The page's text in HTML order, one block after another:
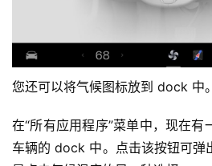
用户不必再通过向下滑动或点击
屏幕。